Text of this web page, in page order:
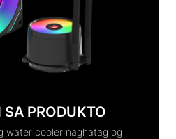
PRODUKTO
water cooler naghatag og